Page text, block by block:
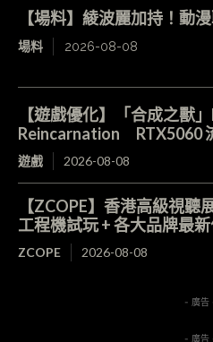
【場料】綾波麗加持！動
場料 2026-08-08
【遊戲優化】「合成之獸
Reincarnation RTX5060
遊戲 2026-08-08
【ZCOPE】香港高級視聽
工程機試玩 + 各大品牌最
ZCOPE 2026-08-08
- 廣告
- 廣告